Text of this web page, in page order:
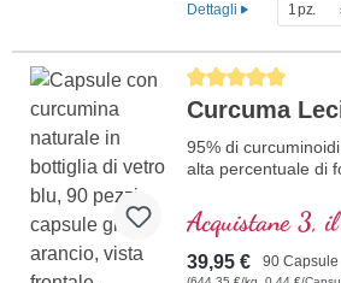
Dettagli
Average rating of 5
Curcuma
95% di
alta percentuale di
Acquistane 3,
39,95 € 90 Capsule